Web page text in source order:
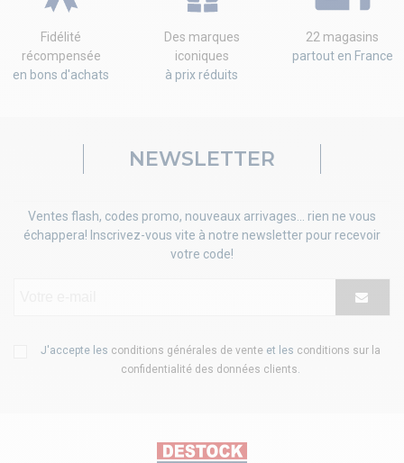
Fidélité
récompensée
en bons d'achats
Des marques
iconiques
à prix réduits
22 magasins
partout en France
NEWSLETTER
Ventes flash, codes promo, nouveaux arrivages... rien ne vous
échappera! Inscrivez-vous vite à notre newsletter pour recevoir
votre code!
J'accepte les conditions générales de vente et les conditions sur la
confidentialité des données clients